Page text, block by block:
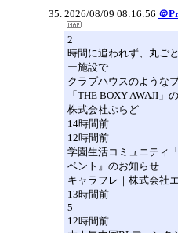
2026/08/09 08:16:56 ＠
2
時間に追われず、丸ご
ー施設で
クラブハウスのような
「THE BOXY AWAJI
株式会社ぷらど
14時間前
12時間前
学園生活コミュニティ
ベント』のお知らせ
キャラフレ｜株式会社
13時間前
5
12時間前